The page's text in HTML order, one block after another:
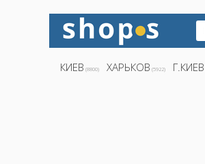
КИЕВ (8800) ХАРЬКОВ (5922) Г.КИЕВ